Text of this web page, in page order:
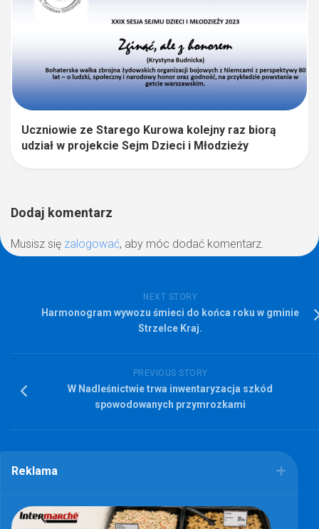
Uczniowie ze Starego Kurowa kolejny raz biorą
udział w projekcie Sejm Dzieci i Młodzieży
Dodaj komentarz
Musisz się zalogować, aby móc dodać komentarz.
NEXT STORY
Harmonogram wywozu śmieci do końca roku w gminie
Strzelce Kraj.
PREVIOUS STORY
W Nadleśnictwie trwa inwentaryzacja szkód
spowodowanych przymrozkami
Reklama